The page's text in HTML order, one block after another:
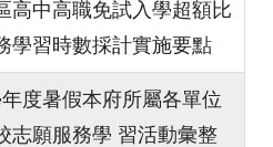
高中高職免試入學超額比
學習時數採計實施要點
度暑假本府所屬各單位
志願服務學 習活動彙整